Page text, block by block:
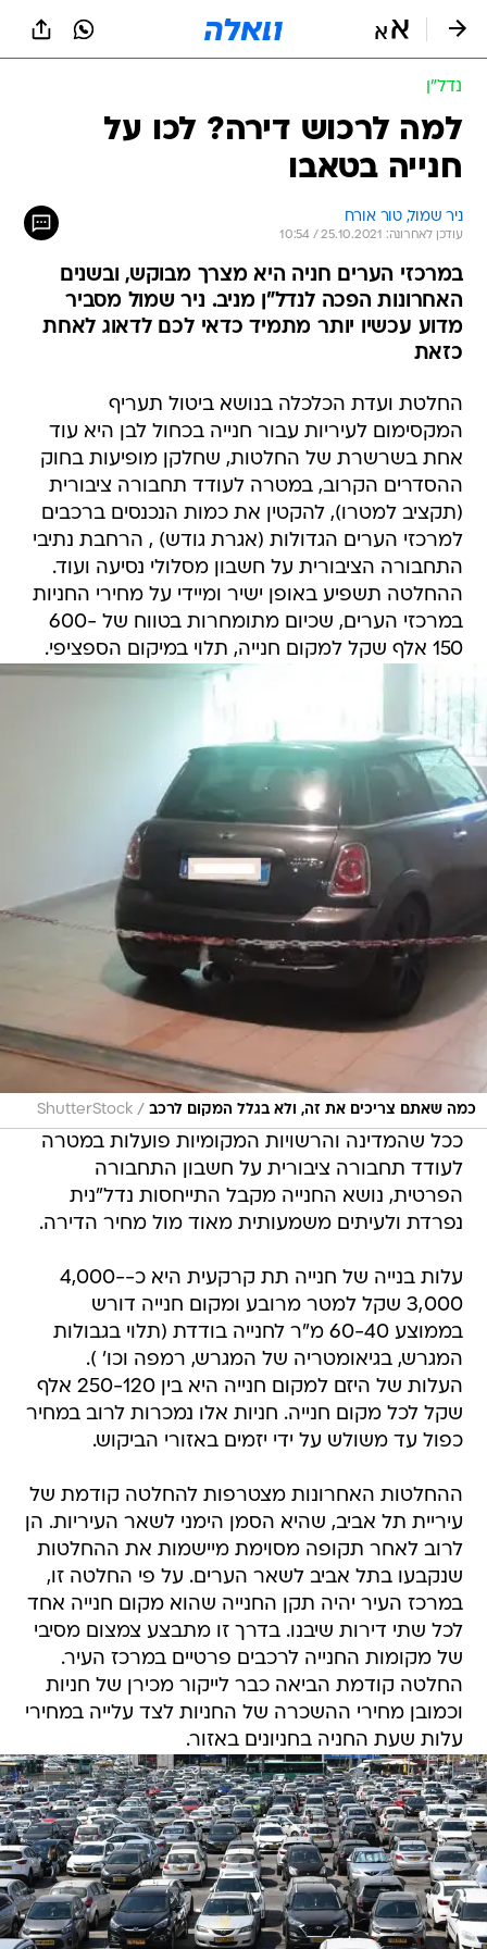
נדל״ן
למה לרכוש דירה? לכו על
חנייה בטאבו
ניר שמול, טור אורח
עודכן לאחרונה: 25.10.2021 / 10:54
במרכזי הערים חניה היא מצרך מבוקש, ובשנים
האחרונות הפכה לנדל"ן מניב. ניר שמול מסביר
מדוע עכשיו יותר מתמיד כדאי לכם לדאוג לאחת
כזאת
החלטת ועדת הכלכלה בנושא ביטול תעריף
המקסימום לעיריות עבור חנייה בכחול לבן היא עוד
אחת בשרשרת של החלטות, שחלקן מופיעות בחוק
ההסדרים הקרוב, במטרה לעודד תחבורה ציבורית
(תקציב למטרו), להקטין את כמות הנכנסים ברכבים
למרכזי הערים הגדולות (אגרת גודש) , הרחבת נתיבי
התחבורה הציבורית על חשבון מסלולי נסיעה ועוד.
ההחלטה תשפיע באופן ישיר ומיידי על מחירי החניות
במרכזי הערים, שכיום מתומחרות בטווח של 600-
150 אלף שקל למקום חנייה, תלוי במיקום הספציפי.
כמה שאתם צריכים את זה, ולא בגלל המקום לרכב /
ShutterStock
ככל שהמדינה והרשויות המקומיות פועלות במטרה
לעודד תחבורה ציבורית על חשבון התחבורה
הפרטית, נושא החנייה מקבל התייחסות נדל"נית
נפרדת ולעיתים משמעותית מאוד מול מחיר הדירה.
עלות בנייה של חנייה תת קרקעית היא כ-4,000-
3,000 שקל למטר מרובע ומקום חנייה דורש
בממוצע 60-40 מ"ר לחנייה בודדת (תלוי בגבולות
המגרש, בגיאומטריה של המגרש, רמפה וכו' ).
העלות של היזם למקום חנייה היא בין 250-120 אלף
שקל לכל מקום חנייה. חניות אלו נמכרות לרוב במחיר
כפול עד משולש על ידי יזמים באזורי הביקוש.
ההחלטות האחרונות מצטרפות להחלטה קודמת של
עיריית תל אביב, שהיא הסמן הימני לשאר העיריות. הן
לרוב לאחר תקופה מסוימת מיישמות את ההחלטות
שנקבעו בתל אביב לשאר הערים. על פי החלטה זו,
במרכז העיר יהיה תקן החנייה שהוא מקום חנייה אחד
לכל שתי דירות שיבנו. בדרך זו מתבצע צמצום מסיבי
של מקומות החנייה לרכבים פרטיים במרכז העיר.
החלטה קודמת הביאה כבר לייקור מכירן של חניות
וכמובן מחירי ההשכרה של החניות לצד עלייה במחירי
עלות שעת החניה בחניונים באזור.